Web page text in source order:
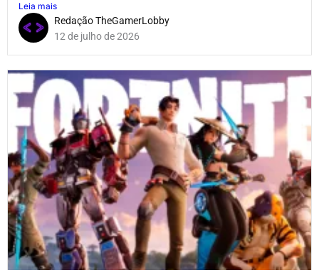
Leia mais
Redação TheGamerLobby
12 de julho de 2026